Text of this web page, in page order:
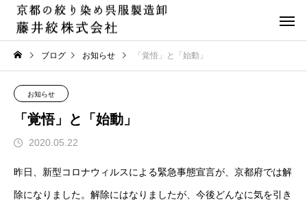
ブログ お知らせ 「覚悟」と「始動」
お知らせ
「覚悟」と「始動」
2020.05.22
昨日、新型コロナウィルスによる緊急事態宣言が、京都府では解
除になりました。解除にはなりましたが、今後どんなに気を引き